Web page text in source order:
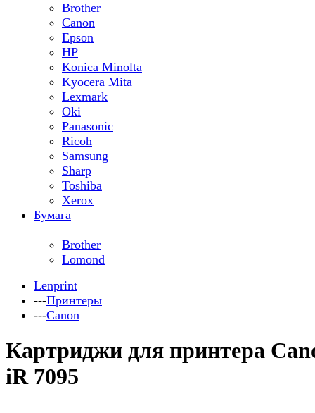
Brother
Canon
Epson
HP
Konica Minolta
Kyocera Mita
Lexmark
Oki
Panasonic
Ricoh
Samsung
Sharp
Toshiba
Xerox
Бумага
Brother
Lomond
Lenprint
---Принтеры
---Canon
Картриджи для принтера
iR 7095